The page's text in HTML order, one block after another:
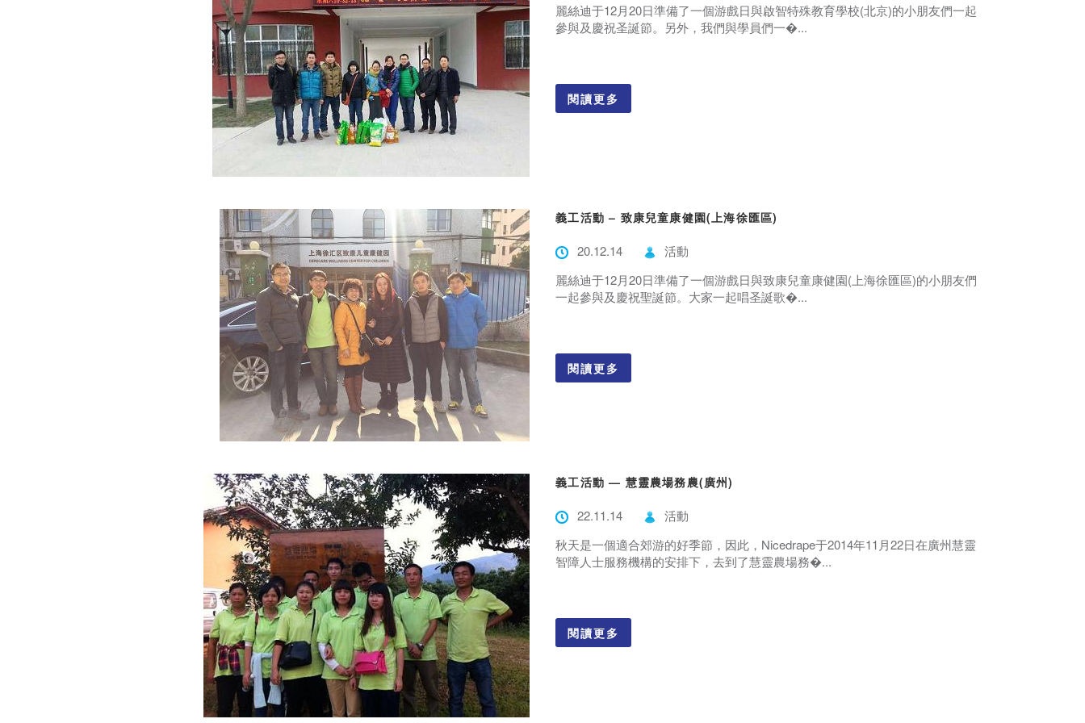
麗絲迪于12月20日準備了一個游戲日與啟智特殊教育學校(北京)的小朋友們一起
參與及慶祝圣誕節。另外，我們與學員們一�...
閱讀更多
義工活動 – 致康兒童康健園(上海徐匯區)
20.12.14
活動
麗絲迪于12月20日準備了一個游戲日與致康兒童康健園(上海徐匯區)的小朋友們
一起參與及慶祝聖誕節。大家一起唱圣誕歌�...
閱讀更多
義工活動 — 慧靈農場務農(廣州)
22.11.14
活動
秋天是一個適合郊游的好季節，因此，Nicedrape于2014年11月22日在廣州慧靈
智障人士服務機構的安排下，去到了慧靈農場務�...
閱讀更多